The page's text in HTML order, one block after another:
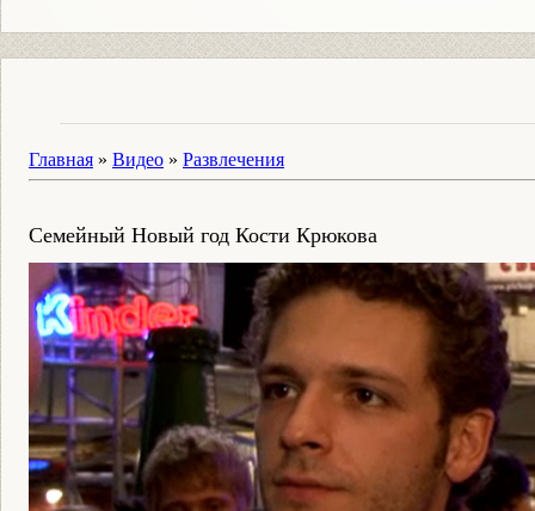
Главная » Видео » Развлечения
Семейный Новый год Кости Крюкова